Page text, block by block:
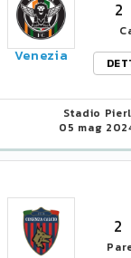
Venezia
2
Stadio
05 mag
2
Venezia